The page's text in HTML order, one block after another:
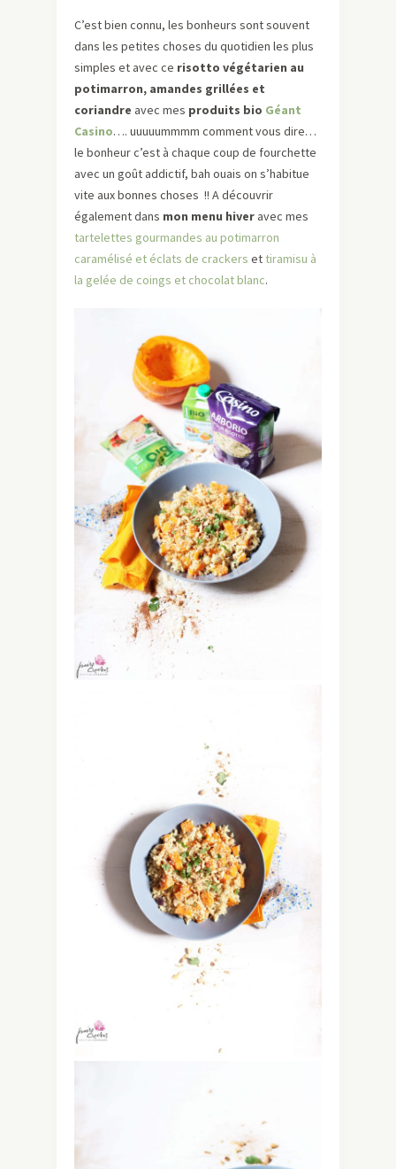
C’est bien connu, les bonheurs sont souvent
dans les petites choses du quotidien les plus
simples et avec ce risotto végétarien au
potimarron, amandes grillées et
coriandre avec mes produits bio Géant
Casino…. uuuuummmm comment vous dire…
le bonheur c’est à chaque coup de fourchette
avec un goût addictif, bah ouais on s’habitue
vite aux bonnes choses !! A découvrir
également dans mon menu hiver avec mes
tartelettes gourmandes au potimarron
caramélisé et éclats de crackers et tiramisu à
la gelée de coings et chocolat blanc.